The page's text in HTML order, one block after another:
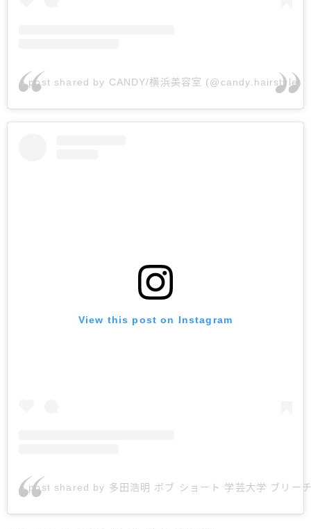
A post shared by CANDY/横浜美容室 (@candy.hairstyle)
View this post on Instagram
A post shared by 多田浩明 ボブ ショート 学芸大学 ブリー